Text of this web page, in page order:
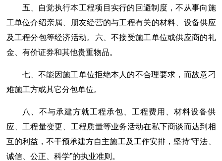
五、自觉执行本工程项目实行的回避制度，不从事向施
工单位介绍亲属、朋友经营的与工程有关的材料、设备供应
及工程分包等经济活动。六、不接受施工单位或供应商的礼
金、有价证券和其他贵重物品。
七、不能因施工单位拒绝本人的不合理要求，而故意刁
难施工方或其它分包单位。
八、不与承建方就工程承包、工程费用、材料设备供
应、工程量变更、工程质量等业务活动在私下商谈而达到相
互的利益，不干预承建方自主施工及工作安排，坚持“守法、
诚信、公正、科学”的执业准则。